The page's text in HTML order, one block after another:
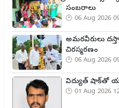
సంబరాలు
06 Aug 2026
అమరవీరులు
చిరస్మరణం
06 Aug 2026
విద్యుత్ షాక్‌తో
01 Aug 2026